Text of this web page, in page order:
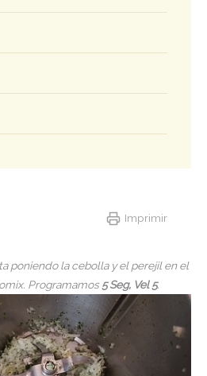
Imprimir
poniendo la cebolla y el perejil en el
Programamos5 Seg, Vel 5.